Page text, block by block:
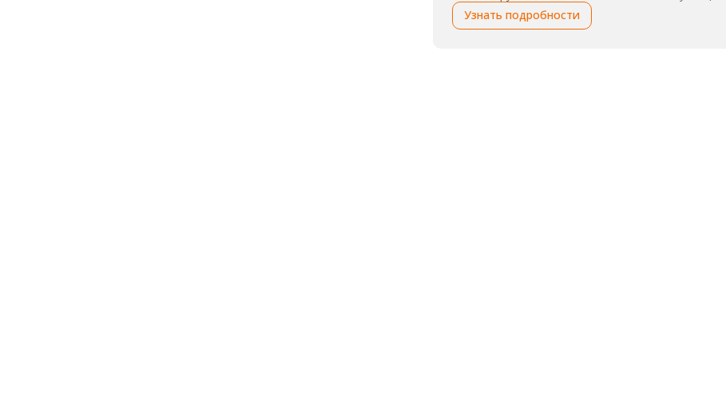
Узнать подробности